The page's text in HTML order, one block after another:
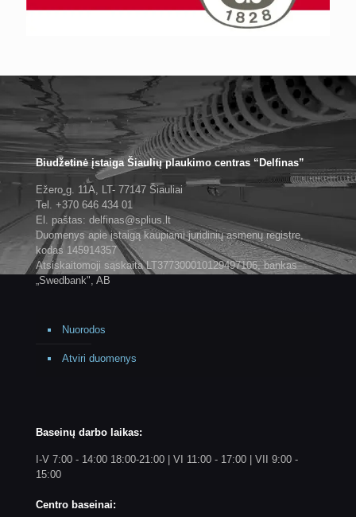
Biudžetinė įstaiga Šiaulių plaukimo centras “Delfinas”
Ežero g. 11A, LT- 77147 Šiauliai
Tel. +370 646 434 01
El. paštas: delfinas@splius.lt
Duomenys apie įstaigą kaupiami juridinių asmenų registre,
kodas 145914357
Atsiskaitomoji sąskaita LT377300010129497106, bankas
„Swedbank", AB
Nuorodos
Atviri duomenys
Baseinų darbo laikas:
I-V 7:00 - 14:00 18:00-21:00 | VI 11:00 - 17:00 | VII 9:00 -
15:00
Centro baseinai: